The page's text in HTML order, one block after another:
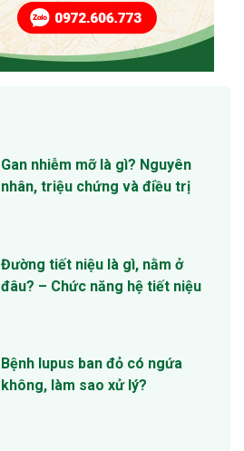
Gan nhiễm mỡ là gì? Nguyên
nhân, triệu chứng và điều trị
Đường tiết niệu là gì, nằm ở
đâu? – Chức năng hệ tiết niệu
Bệnh lupus ban đỏ có ngứa
không, làm sao xử lý?